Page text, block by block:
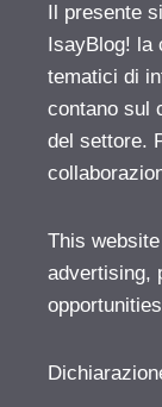
Il presente
IsayBlog!
tematici di
contano sul
del settore.
This
advertising,